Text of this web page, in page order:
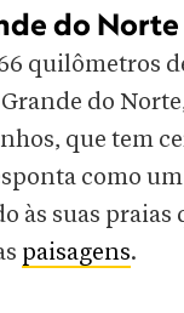
do Norte
quilômetros
do
que tem
como
às suas praias
paisagens.